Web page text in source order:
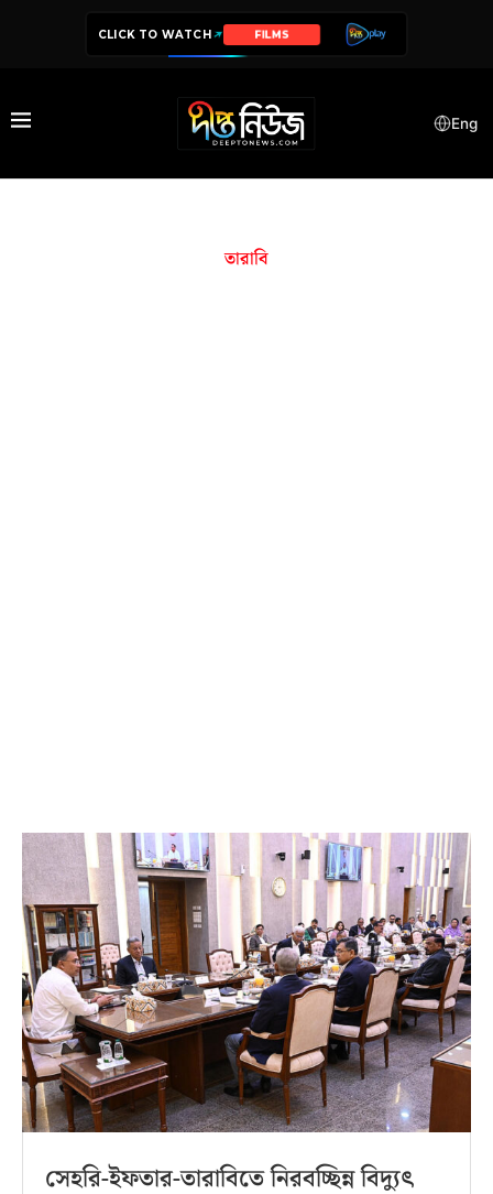
CLICK TO WATCH FILMS
Eng
তারাবি
সেহরি-ইফতার-তারাবিতে নিরবচ্ছিন্ন বিদ্যুৎ